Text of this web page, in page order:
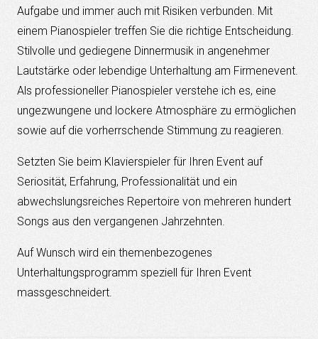
Aufgabe und immer auch mit Risiken verbunden. Mit
einem Pianospieler treffen Sie die richtige Entscheidung.
Stilvolle und gediegene Dinnermusik in angenehmer
Lautstärke oder lebendige Unterhaltung am Firmenevent.
Als professioneller Pianospieler verstehe ich es, eine
ungezwungene und lockere Atmosphäre zu ermöglichen
sowie auf die vorherrschende Stimmung zu reagieren.
Setzten Sie beim Klavierspieler für Ihren Event auf
Seriosität, Erfahrung, Professionalität und ein
abwechslungsreiches Repertoire von mehreren hundert
Songs aus den vergangenen Jahrzehnten.
Auf Wunsch wird ein themenbezogenes
Unterhaltungsprogramm speziell für Ihren Event
massgeschneidert.